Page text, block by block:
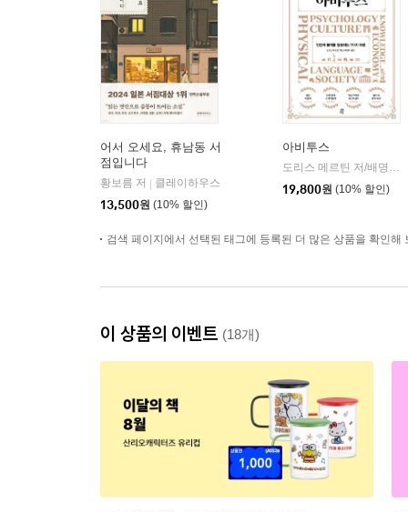
어서 오세요, 휴남동 서
점입니다
황보름 저
클레이하우스
13,500원 (10% 할인)
아비투스
도리스 메르틴 저/배명자 역
19,800원 (10% 할인)
검색 페이지에서 선택된 태그에 등록된 더 많은 상품을 확인해
이 상품의 이벤트 (18개)